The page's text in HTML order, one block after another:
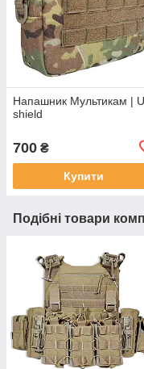
Напашник Мультикам |
shield
700 ₴
Купити
Подібні товари